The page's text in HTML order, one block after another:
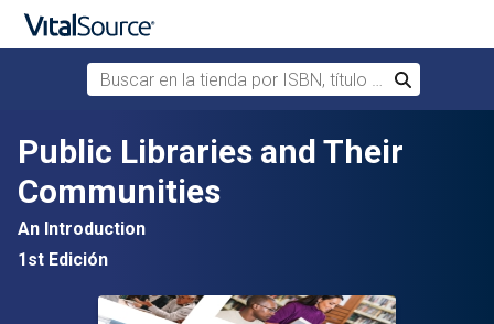
Saltar al contenido principal
Buscar en la tienda por ISBN, título o autor
Buscar
Public Libraries and Their
Communities
An Introduction
1st Edición